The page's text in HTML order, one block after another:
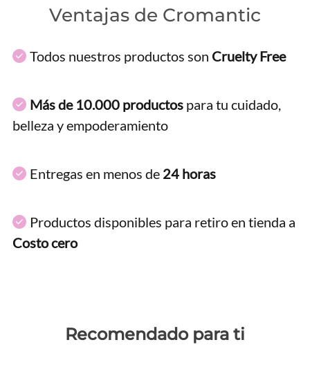
Ventajas de Cromantic
Todos nuestros productos son Cruelty Free
Más de 10.000 productos para tu cuidado,
belleza y empoderamiento
Entregas en menos de 24 horas
Productos disponibles para retiro en tienda a
Costo cero
Recomendado para ti